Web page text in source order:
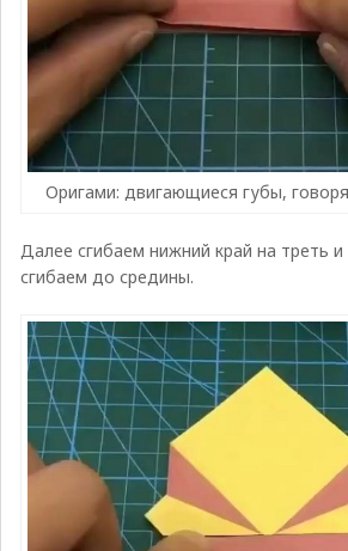
Оригами: двигающиеся губы,
Далее сгибаем нижний край на треть
сгибаем до средины.